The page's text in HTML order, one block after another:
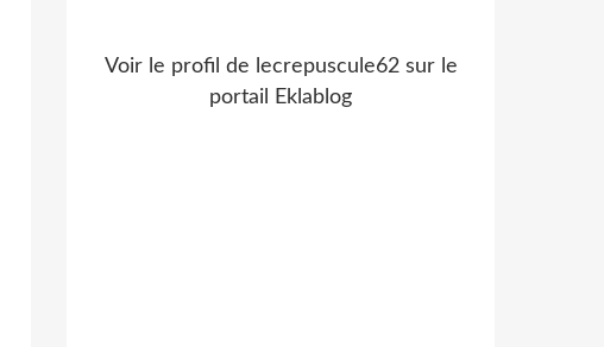
Voir le profil de lecrepuscule62sur le
portail Eklablog